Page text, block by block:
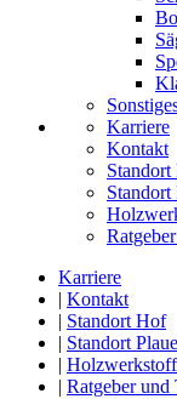
Karriere
Kontakt
Standort
Karriere
| Kontakt
| Standort Hof
| Standort
|
| Ratgeber und